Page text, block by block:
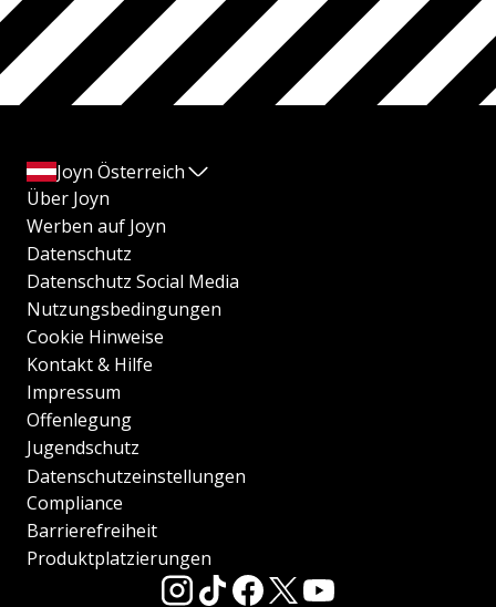
Joyn Österreich
Über Joyn
Werben auf Joyn
Datenschutz
Datenschutz Social Media
Nutzungsbedingungen
Cookie Hinweise
Kontakt & Hilfe
Impressum
Offenlegung
Jugendschutz
Datenschutzeinstellungen
Compliance
Barrierefreiheit
Produktplatzierungen